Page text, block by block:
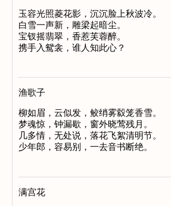
玉容光照菱花影，沉沉脸上秋波冷。
白雪一声新，雕梁起暗尘。
宝钗摇翡翠，香惹芙蓉醉。
渔歌子
柳如眉，云似发，鲛绡雾縠笼香雪。
梦魂惊，钟漏歇，窗外晓莺残月。
几多情，无处说，落花飞絮清明节。
满宫花